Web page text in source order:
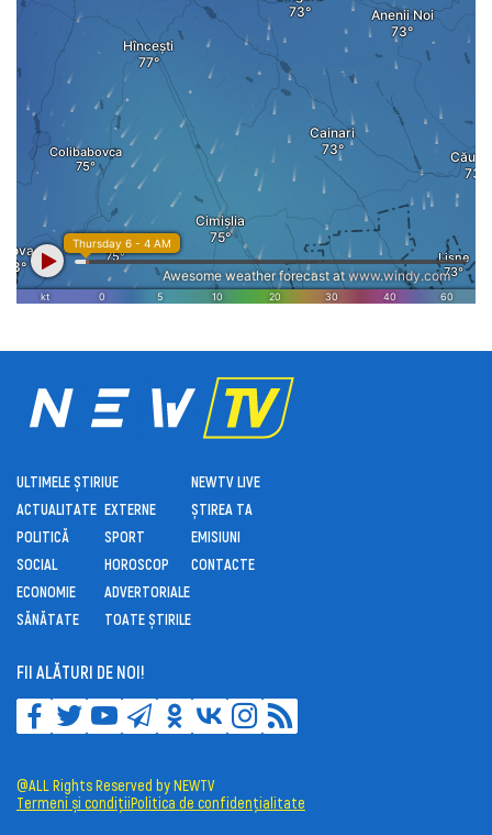
ULTIMELE ȘTIRI
ACTUALITATE
POLITICĂ
SOCIAL
ECONOMIE
SĂNĂTATE
UE
EXTERNE
SPORT
HOROSCOP
ADVERTORIALE
TOATE ȘTIRILE
NEWTV LIVE
ȘTIREA TA
EMISIUNI
CONTACTE
FII ALĂTURI DE NOI!
@ALL Rights Reserved by NEWTV
Termeni și condițiiPolitica de confidențialitate